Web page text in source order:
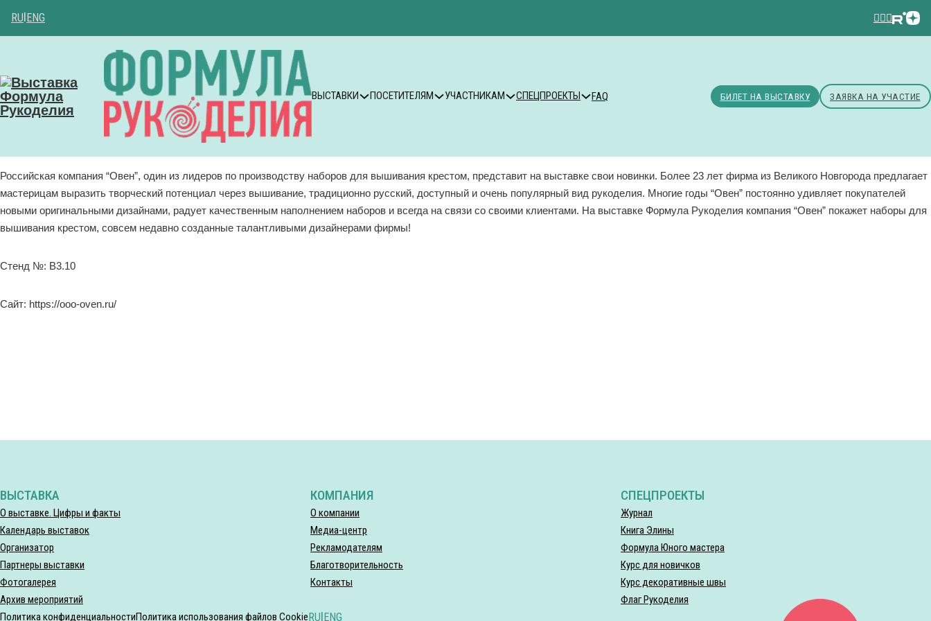
RU ENG
ВЫСТАВКИ ПОСЕТИТЕЛЯМ УЧАСТНИКАМ СПЕЦПРОЕКТЫ FAQ БИЛЕТ НА ВЫСТАВКУ ЗАЯВКА НА УЧАСТИЕ
Российская компания “Овен”, один из лидеров по производству наборов для вышивания крестом, представит на выставке свои новинки. Более 23 лет фирма из Великого Новгорода предлагает
мастерицам выразить творческий потенциал через вышивание, традиционно русский, доступный и очень популярный вид рукоделия. Многие годы “Овен” постоянно удивляет покупателей
новыми оригинальными дизайнами, радует качественным наполнением наборов и всегда на связи со своими клиентами. На выставке Формула Рукоделия компания “Овен” покажет наборы для
вышивания крестом, совсем недавно созданные талантливыми дизайнерами фирмы!
Стенд №: B3.10
Сайт: https://ooo-oven.ru/
ВЫСТАВКА
О выставке. Цифры и факты
Календарь выставок
Организатор
Партнеры выставки
Фотогалерея
Архив мероприятий
КОМПАНИЯ
О компании
Медиа-центр
Рекламодателям
Благотворительность
Контакты
СПЕЦПРОЕКТЫ
Журнал
Книга Элины
Формула Юного мастера
Курс для новичков
Курс декоративные швы
Флаг Рукоделия
Политика конфиденциальностиПолитика использования файлов CookieRU|ENG